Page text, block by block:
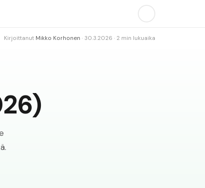
Kirjoittanut Mikko Korhonen · 30.3.2026 · 2 min lukuaika